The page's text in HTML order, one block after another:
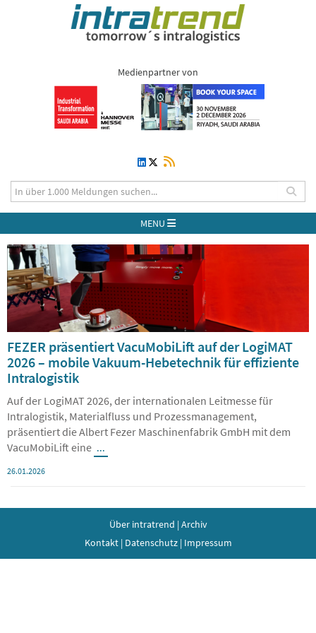
Medienpartner von
MENU
FEZER präsentiert VacuMobiLift auf der LogiMAT
2026 – mobile Vakuum-Hebetechnik für effiziente
Intralogistik
Auf der LogiMAT 2026, der internationalen Leitmesse für
Intralogistik, Materialfluss und Prozessmanagement,
präsentiert die Albert Fezer Maschinenfabrik GmbH mit dem
VacuMobiLift eine ...
26.01.2026
Über intratrend | Archiv
Kontakt| Datenschutz| Impressum